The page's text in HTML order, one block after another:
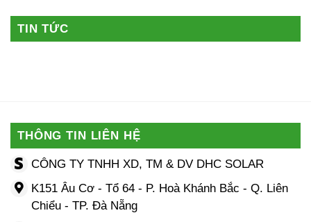
TIN TỨC
THÔNG TIN LIÊN HỆ
CÔNG TY TNHH XD, TM & DV DHC SOLAR
K151 Âu Cơ - Tổ 64 - P. Hoà Khánh Bắc - Q. Liên
Chiểu - TP. Đà Nẵng